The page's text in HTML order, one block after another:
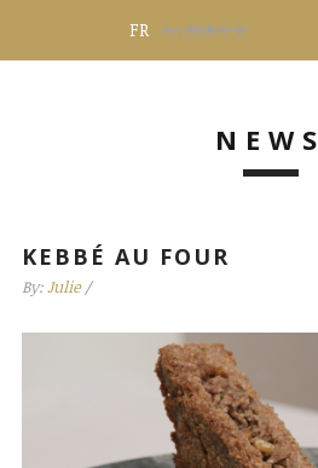
FR En简体中文
NEWS
KEBBÉ AU FOUR
By:Julie/